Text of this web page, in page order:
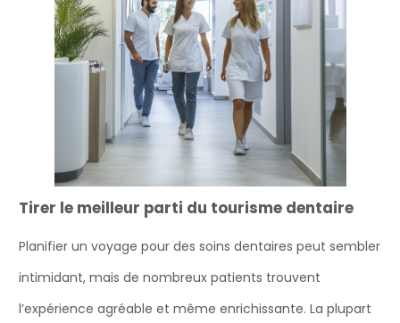
Tirer le meilleur parti du tourisme dentaire
Planifier un voyage pour des soins dentaires peut sembler
intimidant, mais de nombreux patients trouvent
l’expérience agréable et même enrichissante. La plupart